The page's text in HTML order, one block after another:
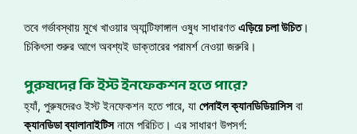
তবে গর্ভাবস্থায় মুখে খাওয়ার অ্যান্টিফাঙ্গাল ওষুধ সাধারণতএড়িয়ে চলা উচিত।
চিকিৎসা শুরুর আগে অবশ্যই ডাক্তারের পরামর্শ নেওয়া জরুরি।
পুরুষদের কি ইস্ট ইনফেকশন হতে পারে?
হ্যাঁ, পুরুষদেরও ইস্ট ইনফেকশন হতে পারে, যা পেনাইল ক্যানডিডিয়াসিসবা
ক্যানডিডা ব্যালানাইটিসনামে পরিচিত। এর সাধারণ উপসর্গ: